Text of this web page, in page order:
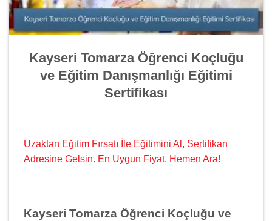
Kayseri Tomarza Öğrenci Koçluğu
ve Eğitim Danışmanlığı Eğitimi
Sertifikası
Uzaktan Eğitim Fırsatı İle Eğitimini Al, Sertifikan
Adresine Gelsin. En Uygun Fiyat, Hemen Ara!
Kayseri Tomarza Öğrenci Koçluğu ve